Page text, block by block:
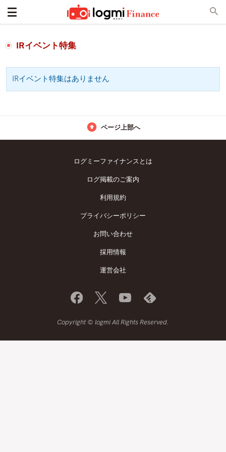
IRイベント特集
IRイベント特集はありません
ページ上部へ
ログミーファイナンスとは
ログ掲載のご案内
利用規約
プライバシーポリシー
お問い合わせ
採用情報
運営会社
Copyright © logmi All Rights Reserved.